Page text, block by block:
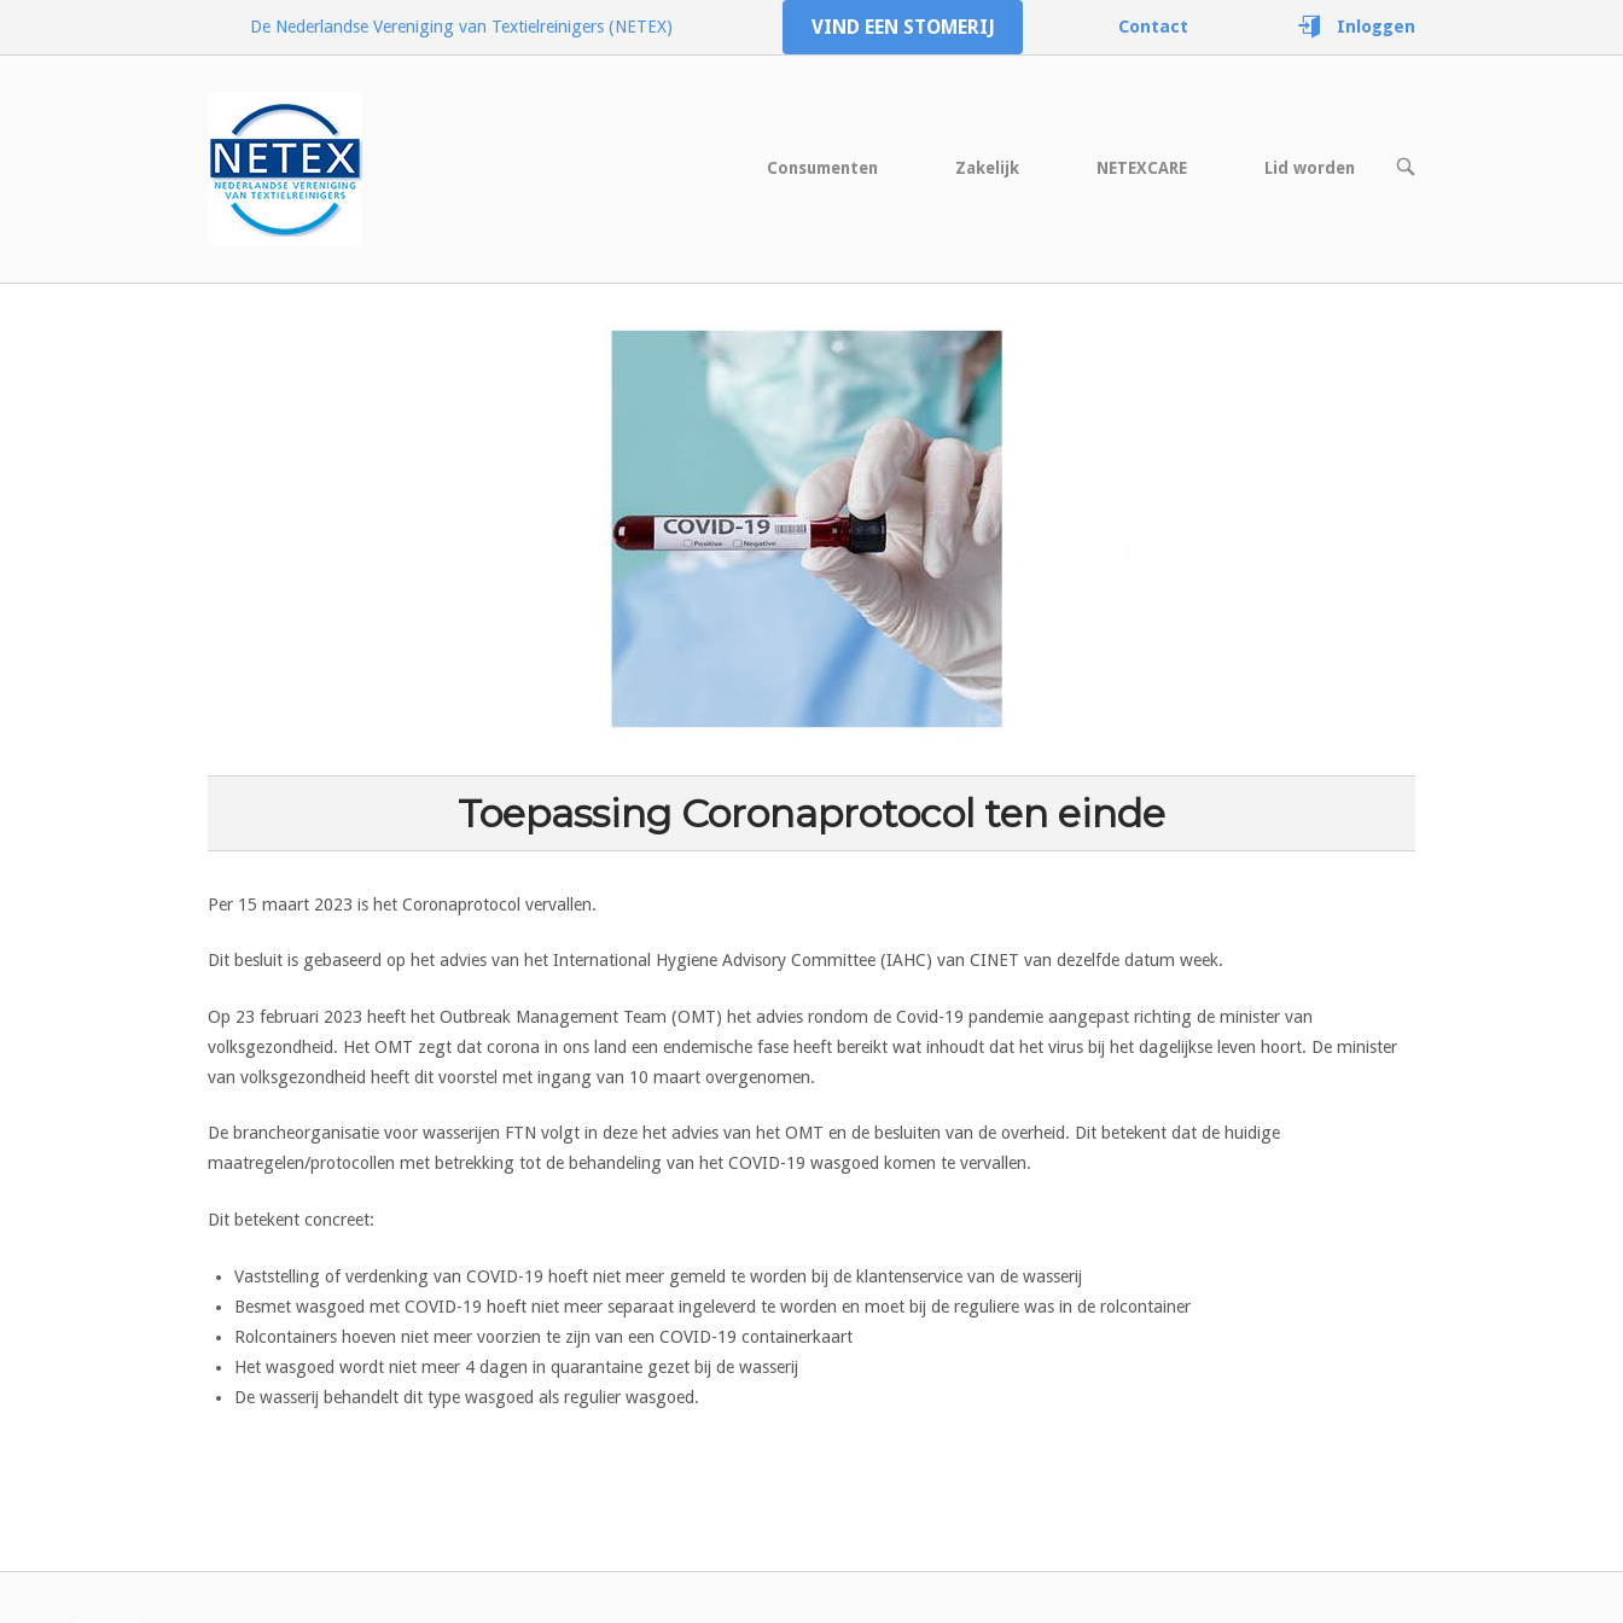
De Nederlandse Vereniging van Textielreinigers (NETEX) VIND EEN STOMERIJ Contact Inloggen
Consumenten Zakelijk NETEXCARE Lid worden
OPEN
Toepassing Coronaprotocol ten einde
Per 15 maart 2023 is het Coronaprotocol vervallen.
Dit besluit is gebaseerd op het advies van het International Hygiene Advisory Committee (IAHC) van CINET van dezelfde datum week.
Op 23 februari 2023 heeft het Outbreak Management Team (OMT) het advies rondom de Covid-19 pandemie aangepast richting de minister van
volksgezondheid. Het OMT zegt dat corona in ons land een endemische fase heeft bereikt wat inhoudt dat het virus bij het dagelijkse leven hoort. De minister
van volksgezondheid heeft dit voorstel met ingang van 10 maart overgenomen.
De brancheorganisatie voor wasserijen FTN volgt in deze het advies van het OMT en de besluiten van de overheid. Dit betekent dat de huidige
maatregelen/protocollen met betrekking tot de behandeling van het COVID-19 wasgoed komen te vervallen.
Dit betekent concreet:
Vaststelling of verdenking van COVID-19 hoeft niet meer gemeld te worden bij de klantenservice van de wasserij
Besmet wasgoed met COVID-19 hoeft niet meer separaat ingeleverd te worden en moet bij de reguliere was in de rolcontainer
Rolcontainers hoeven niet meer voorzien te zijn van een COVID-19 containerkaart
Het wasgoed wordt niet meer 4 dagen in quarantaine gezet bij de wasserij
De wasserij behandelt dit type wasgoed als regulier wasgoed.
navigatie